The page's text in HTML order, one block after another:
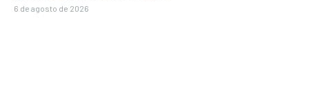
6 de agosto de 2026